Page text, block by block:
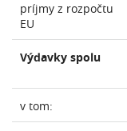
príjmy z rozpočtu
EU
Výdavky spolu
v tom: